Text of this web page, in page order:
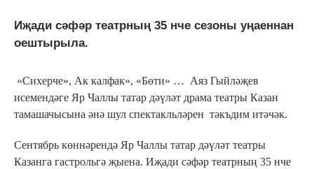
Иҗади сәфәр театрның 35 нче сезоны уңаеннан
оештырыла.
«Сихерче», Ак калфак», «Бөти» … Аяз Гыйләҗев
исемендәге Яр Чаллы татар дәүләт драма театры Казан
тамашачысына әнә шул спектакльләрен тәкъдим итәчәк.
Cентябрь көннәрендә Яр Чаллы татар дәүләт театры
Казанга гастрольгә җыена. Иҗади сәфәр театрның 35 нче